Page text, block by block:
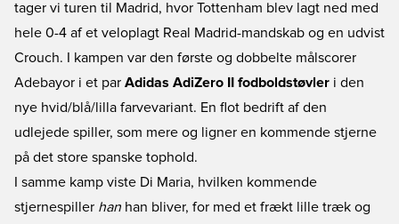
tager vi turen til Madrid, hvor Tottenham blev lagt ned med
hele 0-4 af et veloplagt Real Madrid-mandskab og en udvist
Crouch. I kampen var den første og dobbelte målscorer
Adebayor i et par Adidas AdiZero II fodboldstøvler i den
nye hvid/blå/lilla farvevariant. En flot bedrift af den
udlejede spiller, som mere og ligner en kommende stjerne
på det store spanske tophold.
I samme kamp viste Di Maria, hvilken kommende
stjernespiller han han bliver, for med et frækt lille træk og